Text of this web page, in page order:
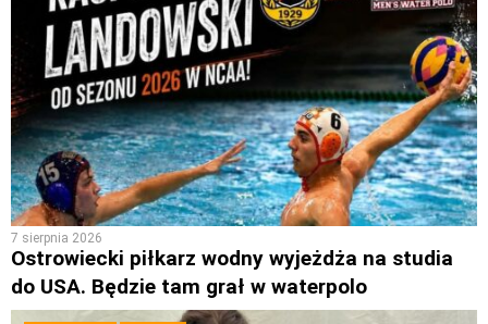
7 sierpnia 2026
Ostrowiecki piłkarz wodny wyjeżdża na studia
do USA. Będzie tam grał w waterpolo